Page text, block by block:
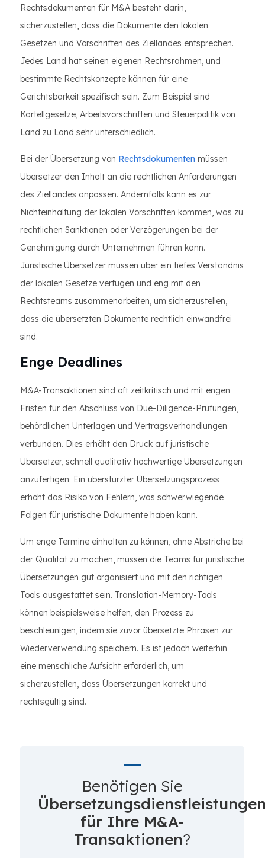
Rechtsdokumenten für M&A besteht darin,
sicherzustellen, dass die Dokumente den lokalen
Gesetzen und Vorschriften des Ziellandes entsprechen.
Jedes Land hat seinen eigenen Rechtsrahmen, und
bestimmte Rechtskonzepte können für eine
Gerichtsbarkeit spezifisch sein. Zum Beispiel sind
Kartellgesetze, Arbeitsvorschriften und Steuerpolitik von
Land zu Land sehr unterschiedlich.
Bei der Übersetzung von Rechtsdokumenten müssen
Übersetzer den Inhalt an die rechtlichen Anforderungen
des Ziellandes anpassen. Andernfalls kann es zur
Nichteinhaltung der lokalen Vorschriften kommen, was zu
rechtlichen Sanktionen oder Verzögerungen bei der
Genehmigung durch Unternehmen führen kann.
Juristische Übersetzer müssen über ein tiefes Verständnis
der lokalen Gesetze verfügen und eng mit den
Rechtsteams zusammenarbeiten, um sicherzustellen,
dass die übersetzten Dokumente rechtlich einwandfrei
sind.
Enge Deadlines
M&A-Transaktionen sind oft zeitkritisch und mit engen
Fristen für den Abschluss von Due-Diligence-Prüfungen,
behördlichen Unterlagen und Vertragsverhandlungen
verbunden. Dies erhöht den Druck auf juristische
Übersetzer, schnell qualitativ hochwertige Übersetzungen
anzufertigen. Ein überstürzter Übersetzungsprozess
erhöht das Risiko von Fehlern, was schwerwiegende
Folgen für juristische Dokumente haben kann.
Um enge Termine einhalten zu können, ohne Abstriche bei
der Qualität zu machen, müssen die Teams für juristische
Übersetzungen gut organisiert und mit den richtigen
Tools ausgestattet sein. Translation-Memory-Tools
können beispielsweise helfen, den Prozess zu
beschleunigen, indem sie zuvor übersetzte Phrasen zur
Wiederverwendung speichern. Es ist jedoch weiterhin
eine menschliche Aufsicht erforderlich, um
sicherzustellen, dass Übersetzungen korrekt und
rechtsgültig sind.
Benötigen Sie
für Ihre M&A-
Transaktionen?